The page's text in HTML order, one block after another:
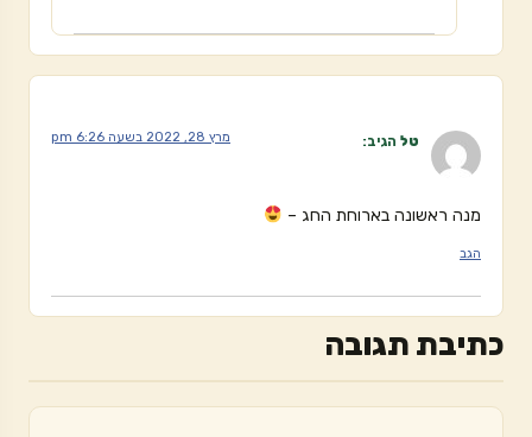
טל הגיב: מרץ 28, 2022 בשעה 6:26 pm
מנה ראשונה בארוחת החג –
הגב
כתיבת תגובה